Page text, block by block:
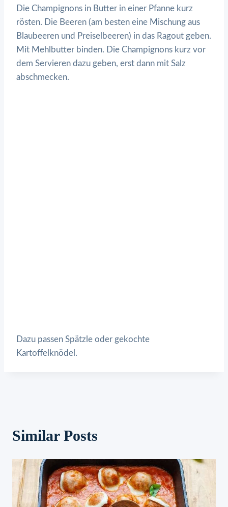
Die Champignons in Butter in einer Pfanne kurz
rösten. Die Beeren (am besten eine Mischung aus
Blaubeeren und Preiselbeeren) in das Ragout geben.
Mit Mehlbutter binden. Die Champignons kurz vor
dem Servieren dazu geben, erst dann mit Salz
abschmecken.
Dazu passen Spätzle oder gekochte
Kartoffelknödel.
Similar Posts